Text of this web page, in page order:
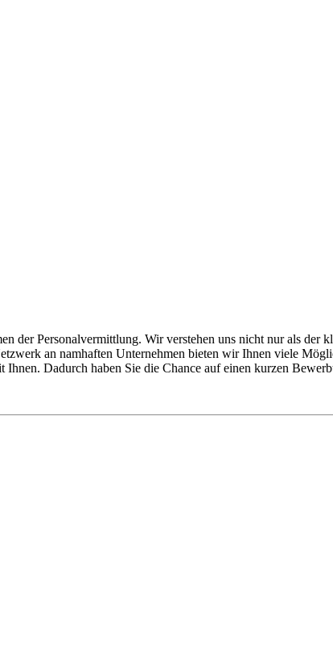
der Personalvermittlung. Wir verstehen uns nicht nur als der
an namhaften Unternehmen bieten wir Ihnen viele
Dadurch haben Sie die Chance auf einen kurzen